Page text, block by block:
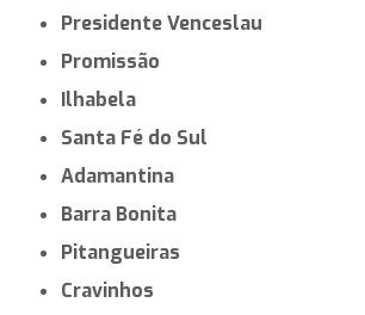
Presidente Venceslau
Promissão
Ilhabela
Santa Fé do Sul
Adamantina
Barra Bonita
Pitangueiras
Cravinhos